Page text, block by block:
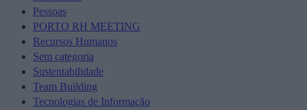
Pessoas
PORTO RH MEETING
Recursos Humanos
Sem categoria
Sustentabilidade
Team Building
Tecnologias de Informação